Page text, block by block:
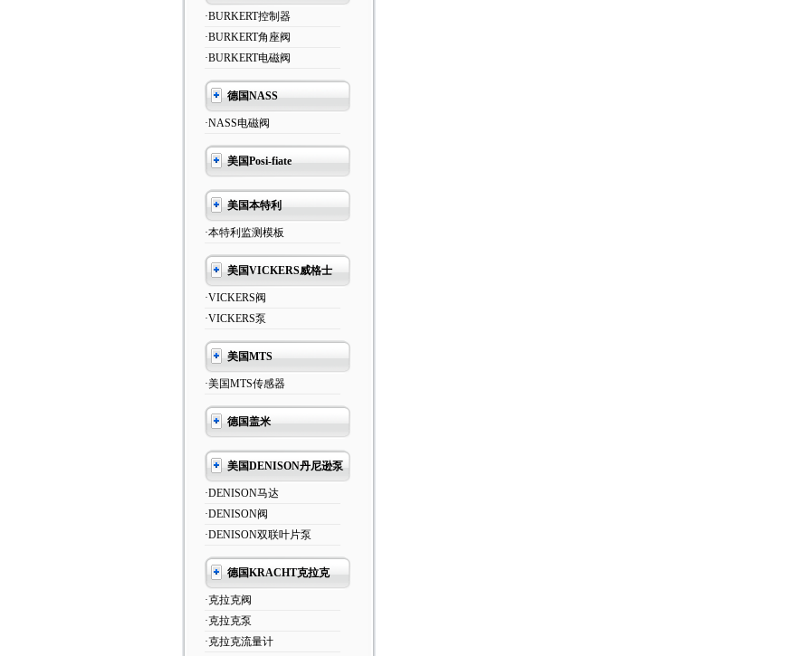
·BURKERT控制器
·BURKERT角座阀
·BURKERT电磁阀
德国NASS
·NASS电磁阀
美国Posi-fiate
美国本特利
·本特利监测模板
美国VICKERS威格士
·VICKERS阀
·VICKERS泵
美国MTS
·美国MTS传感器
德国盖米
美国DENISON丹尼逊泵
·DENISON马达
·DENISON阀
·DENISON双联叶片泵
德国KRACHT克拉克
·克拉克阀
·克拉克泵
·克拉克流量计